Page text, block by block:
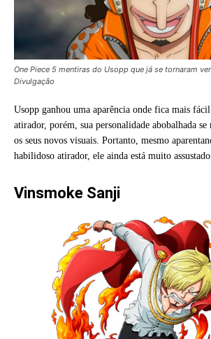
One Piece 5 mentiras do Usopp que já se tornaram
Divulgação
Usopp ganhou uma aparência onde fica mais
atirador, porém, sua personalidade abobalhada
os seus novos visuais. Portanto, mesmo
habilidoso atirador, ele ainda está muito assustado.
Vinsmoke Sanji